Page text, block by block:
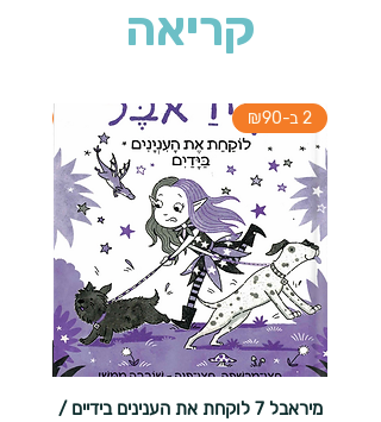
קריאה
2 ב-₪90
מיראבל 7 לוקחת את הענינים בידיים /